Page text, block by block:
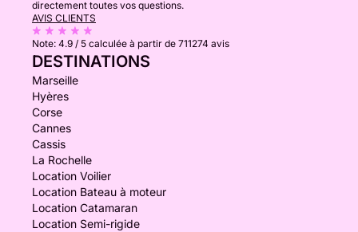
directement toutes vos questions.
AVIS CLIENTS
Note: 4.9 / 5 calculée à partir de 711274 avis
DESTINATIONS
Marseille
Hyères
Corse
Cannes
Cassis
La Rochelle
Location Voilier
Location Bateau à moteur
Location Catamaran
Location Semi-rigide